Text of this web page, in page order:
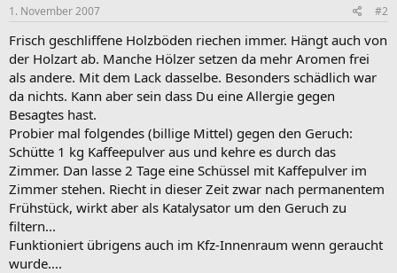
1. November 2007 #2
Frisch geschliffene Holzböden riechen immer. Hängt auch von
der Holzart ab. Manche Hölzer setzen da mehr Aromen frei
als andere. Mit dem Lack dasselbe. Besonders schädlich war
da nichts. Kann aber sein dass Du eine Allergie gegen
Besagtes hast.
Probier mal folgendes (billige Mittel) gegen den Geruch:
Schütte 1 kg Kaffeepulver aus und kehre es durch das
Zimmer. Dan lasse 2 Tage eine Schüssel mit Kaffepulver im
Zimmer stehen. Riecht in dieser Zeit zwar nach permanentem
Frühstück, wirkt aber als Katalysator um den Geruch zu
filtern...
Funktioniert übrigens auch im Kfz-Innenraum wenn geraucht
wurde....